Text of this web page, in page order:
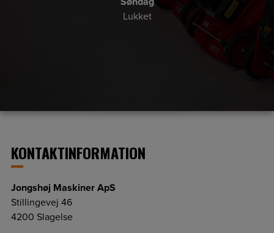
Lukket
KONTAKTINFORMATION
Jongshøj Maskiner ApS
Stillingevej 46
4200 Slagelse